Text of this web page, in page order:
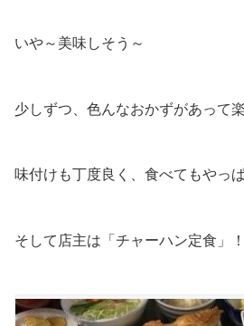
いや～美味しそう～
少しずつ、色んなおかずがあって
味付けも丁度良く、食べてもやっ
そして店主は「チャーハン定食」！